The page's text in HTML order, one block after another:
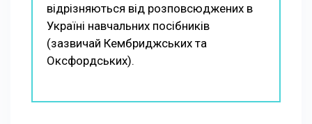
відрізняються від розповсюджених в
Україні навчальних посібників
(зазвичай Кембриджських та
Оксфордських).